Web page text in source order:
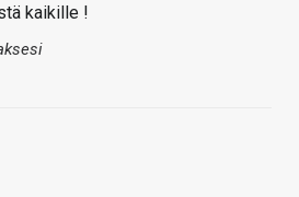
kaikille !